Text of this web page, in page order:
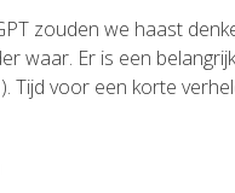
zouden we haast
waar. Er is een
Tijd voor een korte